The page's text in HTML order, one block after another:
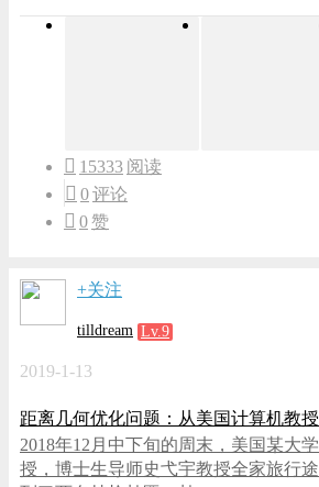
15333 阅读
0评论
0赞
+关注
tilldream Lv.9
2019-1-13
距离几何优化问题：从美国计算机教
2018年12月中下旬的周末，美国某大
授，博士生导师史弋宇教授全家旅行